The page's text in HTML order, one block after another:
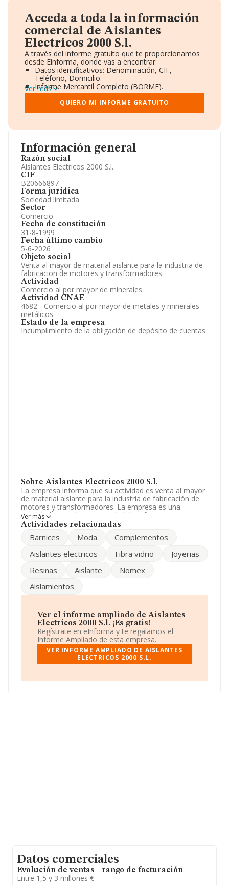
Información general
Razón social
Aislantes Electricos 2000 S.l.
CIF
B20666897
Forma jurídica
Sociedad limitada
Sector
Comercio
Fecha de constitución
31-8-1999
Fecha último cambio
5-6-2026
Objeto social
Venta al mayor de material aislante para la industria de
fabricacion de motores y transformadores.
Actividad
Comercio al por mayor de minerales
Actividad CNAE
4682 - Comercio al por mayor de metales y minerales
metálicos
Estado de la empresa
Incumplimiento de la obligación de depósito de cuentas
Sobre Aislantes Electricos 2000 S.l.
La empresa informa que su actividad es venta al mayor
de material aislante para la industria de fabricación de
motores y transformadores. La empresa es una
Sociedad Limitada. La actividad de referencia CNAE
corresponde a '%cnae%', cuyo Código es 4682. La
importación como exportación.
Ha tenido un 17% más de empleados y teniendo en
dispuesto de un número de empleados por encima de la
Para ponerse en contacto con sus oficinas, la empresa
aislantes2000@aislantes2000.com . Puedes visitar su
sitio web:www.aislantes2000.com.
La empresaAislantes Electricos 2000 S.L
B20666897, se encuentra en Poligono Industrial Ittola
C1, (20200), Beasain, provincia de Guipúzcoa, País
Vasco.
En relación con el sector y disponiendo de los datos de
Ver más
Actividades relacionadas
Barnices Moda
Complementos
Aislantes electricos
Fibra vidrio
Joyerias
Resinas
Aislante
Nomex
Aislamientos
Ver el informe ampliado de Aislantes
Electricos 2000 S.l. ¡Es gratis!
Regístrate en eInforma y te regalamos el
Informe Ampliado de esta empresa.
VER INFORME AMPLIADO DE AISLANTES
ELECTRICOS 2000 S.L.
Acceda a toda la información
comercial de Aislantes
Electricos 2000 S.l.
A través del informe gratuito que te proporcionamos
desde Einforma, donde vas a encontrar:
Datos identificativos: Denominación, CIF,
Teléfono, Domicilio.
Informe Mercantil Completo (BORME).
Gráficos de Evolución Ventas y Empleados.
Consejo de Administración y Administradores.
Directivos y Ejecutivos.
Información oficial y registral complementaria.
Ver más
QUIERO MI INFORME GRATUITO
Datos comerciales
Evolución de ventas - rango de facturación
Entre 1,5 y 3 millones €